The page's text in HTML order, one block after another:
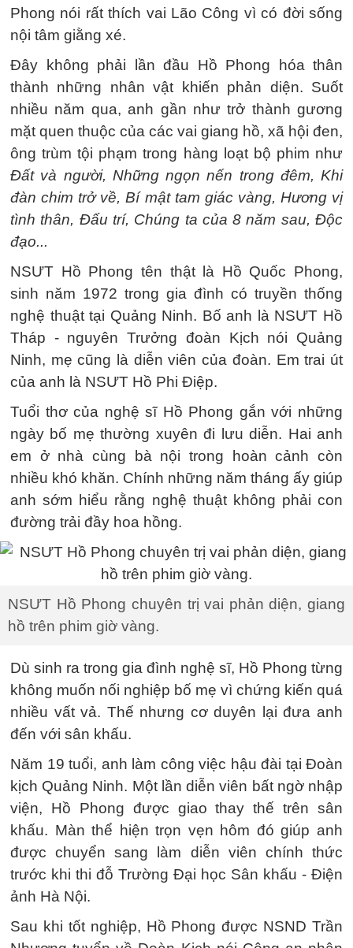
Phong nói rất thích vai Lão Công vì có đời sống
nội tâm giằng xé.
Đây không phải lần đầu Hồ Phong hóa thân
thành những nhân vật khiến phản diện. Suốt
nhiều năm qua, anh gần như trở thành gương
mặt quen thuộc của các vai giang hồ, xã hội đen,
ông trùm tội phạm trong hàng loạt bộ phim như
Đất và người, Những ngọn nến trong đêm, Khi
đàn chim trở về, Bí mật tam giác vàng, Hương vị
tình thân, Đấu trí, Chúng ta của 8 năm sau, Độc
đạo...
NSƯT Hồ Phong tên thật là Hồ Quốc Phong,
sinh năm 1972 trong gia đình có truyền thống
nghệ thuật tại Quảng Ninh. Bố anh là NSƯT Hồ
Tháp - nguyên Trưởng đoàn Kịch nói Quảng
Ninh, mẹ cũng là diễn viên của đoàn. Em trai út
của anh là NSƯT Hồ Phi Điệp.
Tuổi thơ của nghệ sĩ Hồ Phong gắn với những
ngày bố mẹ thường xuyên đi lưu diễn. Hai anh
em ở nhà cùng bà nội trong hoàn cảnh còn
nhiều khó khăn. Chính những năm tháng ấy giúp
anh sớm hiểu rằng nghệ thuật không phải con
đường trải đầy hoa hồng.
NSƯT Hồ Phong chuyên trị vai phản diện, giang
hồ trên phim giờ vàng.
Dù sinh ra trong gia đình nghệ sĩ, Hồ Phong từng
không muốn nối nghiệp bố mẹ vì chứng kiến quá
nhiều vất vả. Thế nhưng cơ duyên lại đưa anh
đến với sân khấu.
Năm 19 tuổi, anh làm công việc hậu đài tại Đoàn
kịch Quảng Ninh. Một lần diễn viên bất ngờ nhập
viện, Hồ Phong được giao thay thế trên sân
khấu. Màn thể hiện trọn vẹn hôm đó giúp anh
được chuyển sang làm diễn viên chính thức
trước khi thi đỗ Trường Đại học Sân khấu - Điện
ảnh Hà Nội.
Sau khi tốt nghiệp, Hồ Phong được NSND Trần